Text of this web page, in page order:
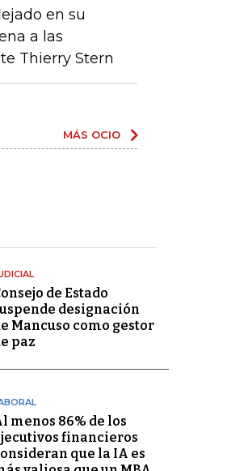
en su
a las
Thierry Stern
MÁS OCIO
de Estado
designación
Mancuso como gestor
paz
menos 86% de los
financieros
que la IA es